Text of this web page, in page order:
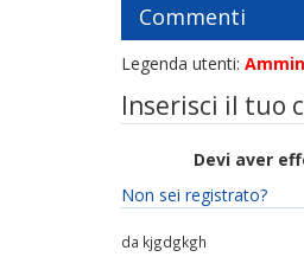
Commenti
Legenda utenti:
Inserisci il tuo
Devi aver
Non sei registrato?
da kjgdgkgh